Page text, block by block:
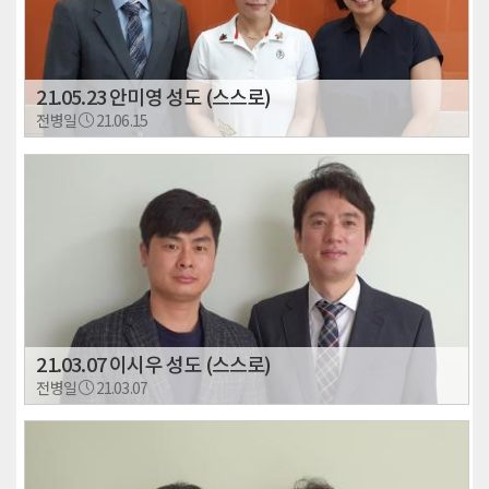
21.05.23 안미영 성도 (스스로)
전병일 21.06.15
21.03.07 이시우 성도 (스스로)
전병일 21.03.07